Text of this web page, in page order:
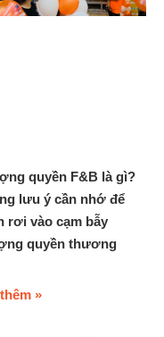
quyền F&B là gì?
lưu ý cần nhớ để
rơi vào cạm bẫy
quyền thương
»